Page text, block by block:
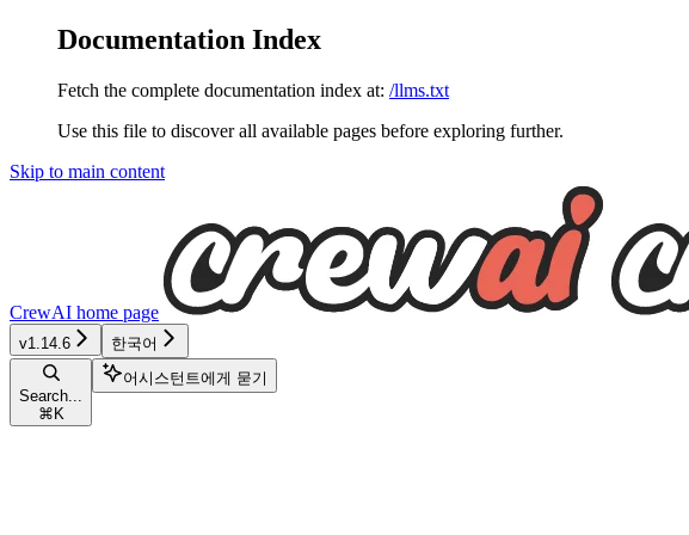
Documentation Index
Fetch the complete documentation index at: /llms.txt
Use this file to discover all available pages before exploring further.
Skip to main content
CrewAI home page
v1.14.6 한국어
Search...
⌘ K
어시스턴트에게 묻기